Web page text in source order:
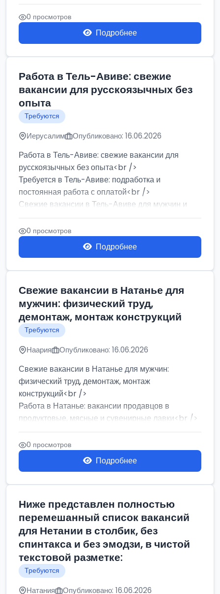
0 просмотров
Подробнее
Работа в Тель-Авиве: свежие
вакансии для русскоязычных без
опыта
Требуются
Иерусалим Опубликовано: 16.06.2026
Работа в Тель-Авиве: свежие вакансии для
русскоязычных без опыта<br />
Требуется в Тель-Авиве: подработка и
постоянная работа с оплатой<br />
Свежие вакансии в Тель-Авиве для мужчин и
женщин от хозя...
0 просмотров
Подробнее
Свежие вакансии в Натанье для
мужчин: физический труд,
демонтаж, монтаж конструкций
Требуются
Наария Опубликовано: 16.06.2026
Свежие вакансии в Натанье для мужчин:
физический труд, демонтаж, монтаж
конструкций<br />
Работа в Натанье: вакансии продавцов в
продуктовые, мясные и сувенирные лавки<br />
Разнорабочий на сборку м...
0 просмотров
Подробнее
Ниже представлен полностью
перемешанный список вакансий
для Нетании в столбик, без
спинтакса и без эмодзи, в чистой
текстовой разметке:
Требуются
Натания Опубликовано: 16.06.2026